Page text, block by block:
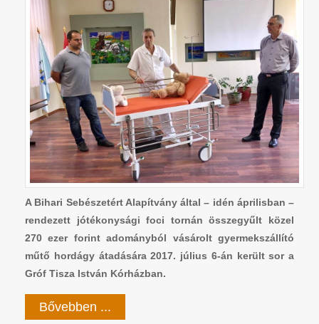
A Bihari Sebészetért Alapítvány által – idén áprilisban –
rendezett jótékonysági foci tornán összegyűlt közel
270 ezer forint adományból vásárolt gyermekszállító
műtő hordágy átadására 2017. július 6-án került sor a
Gróf Tisza István Kórházban.
Bővebben ...